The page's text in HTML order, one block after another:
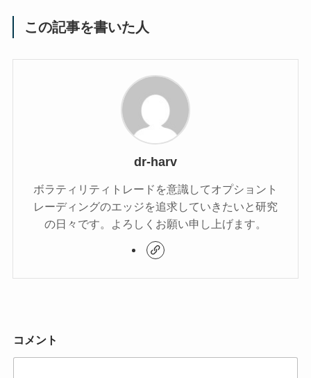
この記事を書いた人
dr-harv
ボラティリティトレードを意識してオプショント
レーディングのエッジを追求していきたいと研究
の日々です。よろしくお願い申し上げます。
コメント